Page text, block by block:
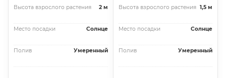
Высота взрослого растения 2 м
Место посадки Солнце
Полив Умеренный
Высота взрослого растения 1,5 м
Место посадки Солнце
Полив Умеренный